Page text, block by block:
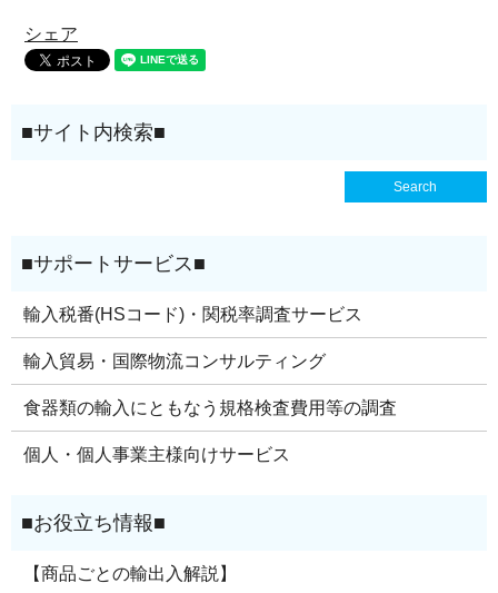
シェア
輸入税番(HSコード)・関税率調査サービス
輸入貿易・国際物流コンサルティング
食器類の輸入にともなう規格検査費用等の調査
個人・個人事業主様向けサービス
【商品ごとの輸出入解説】